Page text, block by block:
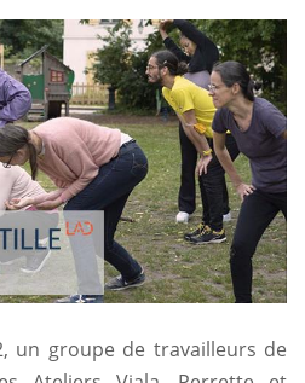
un groupe de travailleurs de